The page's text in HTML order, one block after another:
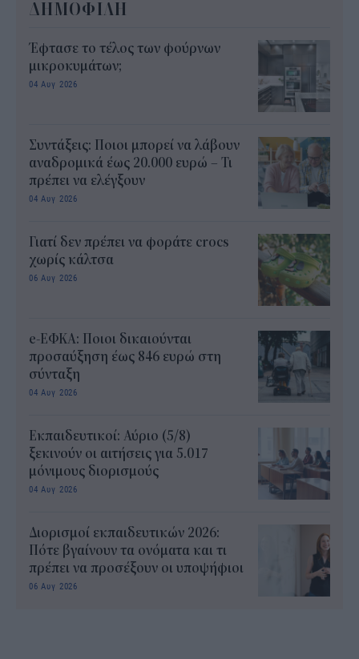
ΔΗΜΟΦΙΛΗ
Έφτασε το τέλος των φούρνων
μικροκυμάτων;
04 Αυγ 2026
Συντάξεις: Ποιοι μπορεί να λάβουν
αναδρομικά έως 20.000 ευρώ – Τι
πρέπει να ελέγξουν
04 Αυγ 2026
Γιατί δεν πρέπει να φοράτε crocs
χωρίς κάλτσα
06 Αυγ 2026
e-ΕΦΚΑ: Ποιοι δικαιούνται
προσαύξηση έως 846 ευρώ στη
σύνταξη
04 Αυγ 2026
Εκπαιδευτικοί: Αύριο (5/8)
ξεκινούν οι αιτήσεις για 5.017
μόνιμους διορισμούς
04 Αυγ 2026
Διορισμοί εκπαιδευτικών 2026:
Πότε βγαίνουν τα ονόματα και τι
πρέπει να προσέξουν οι υποψήφιοι
06 Αυγ 2026